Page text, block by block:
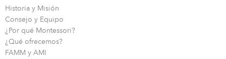
Historia y Misión
Consejo y Equipo
¿Por qué Montessori?
¿Qué ofrecemos?
FAMM y AMI